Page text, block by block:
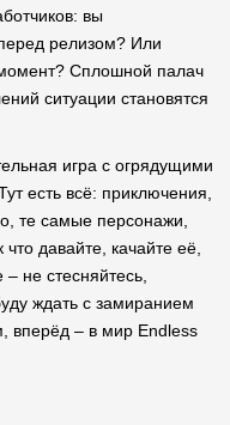
вы
релизом? Или
Сплошной палач
ситуации становятся
игра с огрядущими
есть всё: приключения,
те самые персонажи,
давайте, качайте её,
не стесняйтесь,
ждать с замиранием
вперёд – в мир Endless